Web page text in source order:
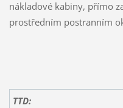
nákladové kabiny, přímo
prostředním postranním
TTD: